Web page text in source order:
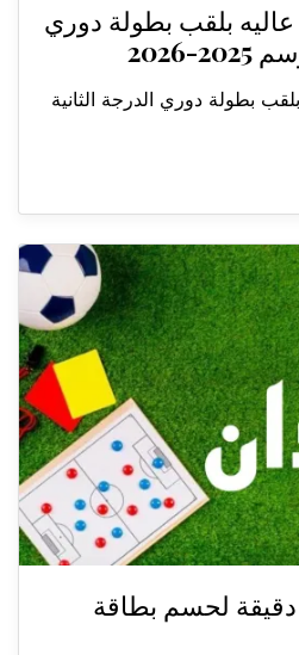
عاليه بلقب بطولة دوري
2026
بلقب بطولة دوري الدرجة الثانية
ديربي الشمال 90 دقيقة لحسم بطاقة